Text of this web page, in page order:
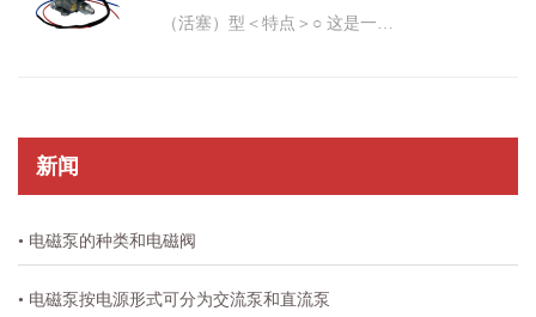
（活塞）型＜特点＞○ 这是一…
新闻
• 电磁泵的种类和电磁阀
• 电磁泵按电源形式可分为交流泵和直流泵